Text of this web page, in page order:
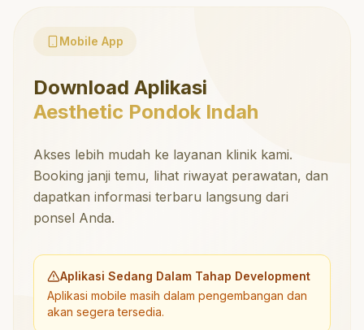
Mobile App
Download Aplikasi
Aesthetic Pondok Indah
Akses lebih mudah ke layanan klinik kami.
Booking janji temu, lihat riwayat perawatan, dan
dapatkan informasi terbaru langsung dari
ponsel Anda.
Aplikasi Sedang Dalam Tahap Development
Aplikasi mobile masih dalam pengembangan dan
akan segera tersedia.